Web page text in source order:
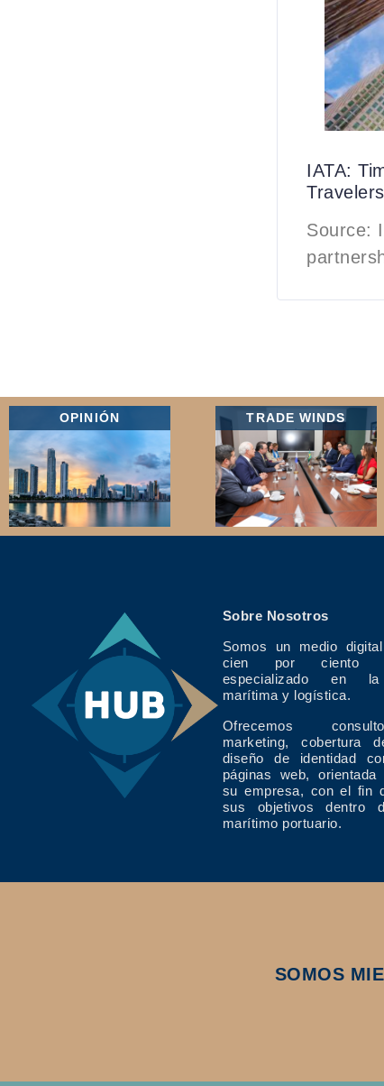
IATA:
Travelers
Source:
OPINIÓN TRADE WINDS
Sobre Nosotros
Somos un medio
cien por ciento
especializado en la
marítima y logística.
Ofrecemos
marketing, cobertura
diseño de identidad
páginas web,
su empresa, con el fin
sus objetivos dentro
marítimo portuario.
SOMOS